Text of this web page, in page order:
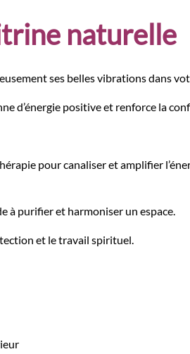
naturelle
ses belles vibrations dans
d’énergie positive et renforce la
pour canaliser et amplifier
à purifier et harmoniser un espace.
et le travail spirituel.